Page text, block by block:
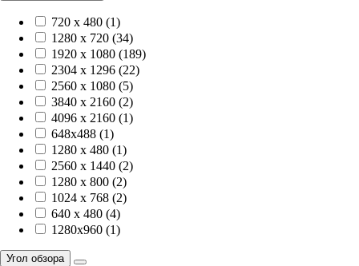
720 x 480 (1)
1280 x 720 (34)
1920 х 1080 (189)
2304 x 1296 (22)
2560 x 1080 (5)
3840 х 2160 (2)
4096 х 2160 (1)
648x488 (1)
1280 x 480 (1)
2560 x 1440 (2)
1280 x 800 (2)
1024 x 768 (2)
640 x 480 (4)
1280x960 (1)
Угол обзора